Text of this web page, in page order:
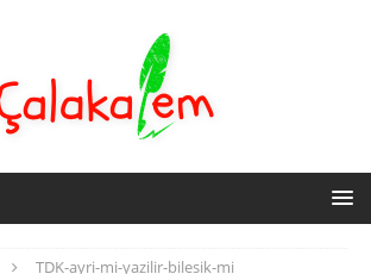
TDK-ayri-mi-yazilir-bilesik-mi